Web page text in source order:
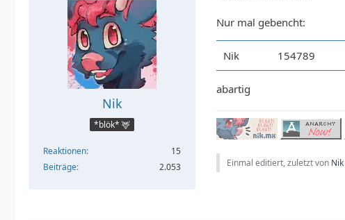
Nik
*blök* 🦌
Reaktionen
15
Beiträge
2.053
Nur mal gebencht:
Nik 154789
abartig
Einmal editiert, zuletzt von Nik